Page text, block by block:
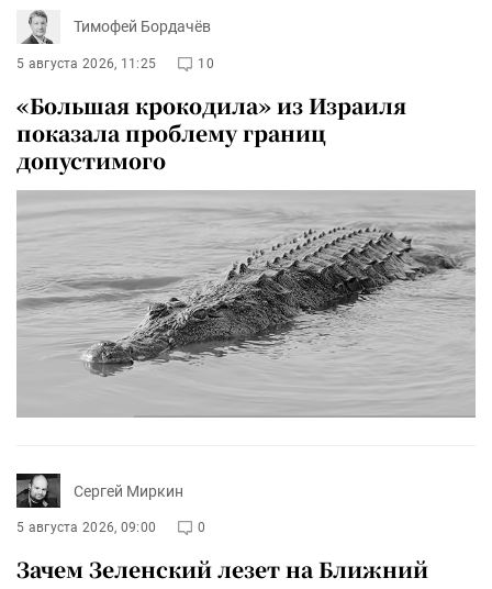
Тимофей Бордачёв
5 августа 2026, 11:25 10
«Большая крокодила» из Израиля
показала проблему границ
допустимого
Сергей Миркин
5 августа 2026, 09:00 0
Зачем Зеленский лезет на Ближний